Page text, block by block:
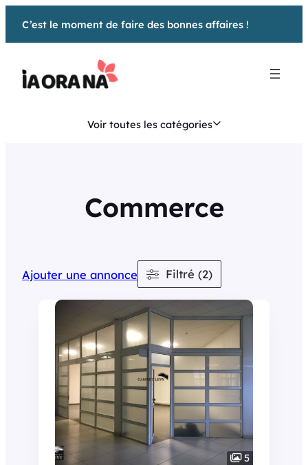
C’est le moment de faire des bonnes affaires !
Voir toutes les catégories
Commerce
5
Ajouter une annonce Filtré (2)